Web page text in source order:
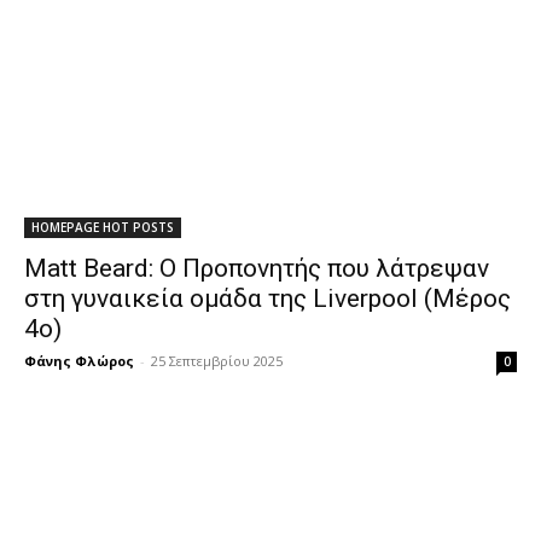
HOMEPAGE HOT POSTS
Matt Beard: O Προπονητής που λάτρεψαν
στη γυναικεία ομάδα της Liverpool (Μέρος
4ο)
Φάνης Φλώρος - 25 Σεπτεμβρίου 2025 0